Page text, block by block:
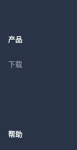
产品
下载
帮助